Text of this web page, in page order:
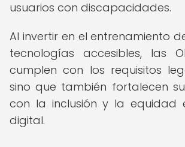
usuarios con discapacidades.
Al invertir en el entrenamiento
tecnologías accesibles, las
cumplen con los requisitos
sino que también fortalecen
con la inclusión y la equidad
digital.